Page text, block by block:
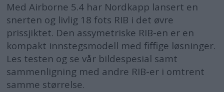
Med Airborne 5.4 har Nordkapp lansert en
snerten og livlig 18 fots RIB i det øvre
prissjiktet. Den assymetriske RIB-en er en
kompakt innstegsmodell med fiffige løsninger.
Les testen og se vår bildespesial samt
sammenligning med andre RIB-er i omtrent
samme størrelse.